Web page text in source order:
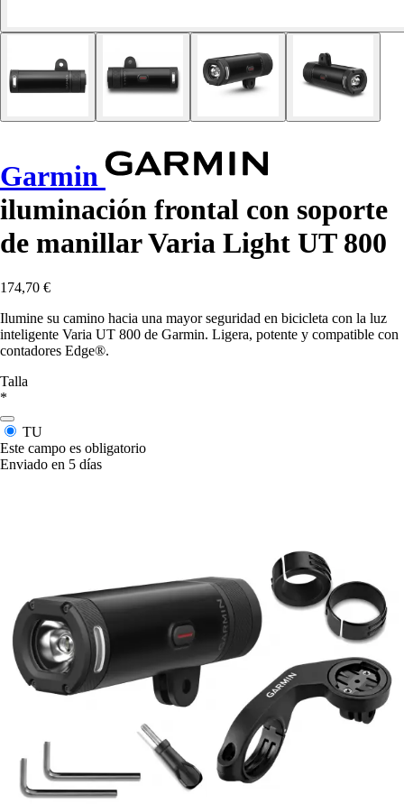
Garmin
iluminación frontal con soporte
de manillar Varia Light UT 800
174,70 €
Ilumine su camino hacia una mayor seguridad en bicicleta con la luz
inteligente Varia UT 800 de Garmin. Ligera, potente y compatible con
contadores Edge®.
Talla
*
TU
Este campo es obligatorio
Enviado en 5 días